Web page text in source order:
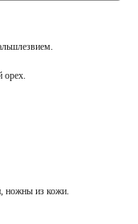
орех.
ножны из кожи.